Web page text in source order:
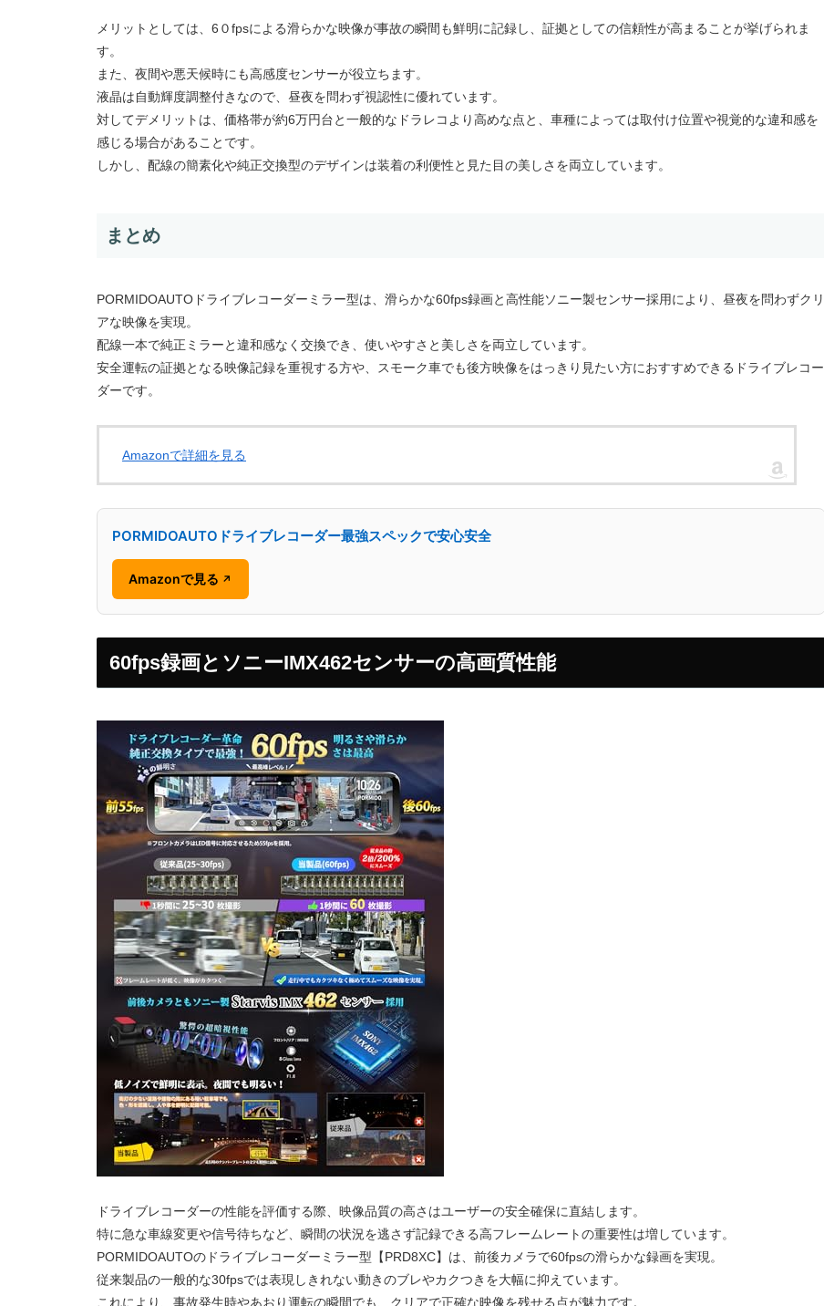
メリットとしては、6０fpsによる滑らかな映像が事故の瞬間も鮮明に記録し、証拠としての信頼性が高まることが挙げられま
す。
また、夜間や悪天候時にも高感度センサーが役立ちます。
液晶は自動輝度調整付きなので、昼夜を問わず視認性に優れています。
対してデメリットは、価格帯が約6万円台と一般的なドラレコより高めな点と、車種によっては取付け位置や視覚的な違和感を
感じる場合があることです。
しかし、配線の簡素化や純正交換型のデザインは装着の利便性と見た目の美しさを両立しています。
まとめ
PORMIDOAUTOドライブレコーダーミラー型は、滑らかな60fps録画と高性能ソニー製センサー採用により、昼夜を問わずクリ
アな映像を実現。
配線一本で純正ミラーと違和感なく交換でき、使いやすさと美しさを両立しています。
安全運転の証拠となる映像記録を重視する方や、スモーク車でも後方映像をはっきり見たい方におすすめできるドライブレコー
ダーです。
Amazonで詳細を見る
PORMIDOAUTOドライブレコーダー最強スペックで安心安全
Amazonで見る ↗
60fps録画とソニーIMX462センサーの高画質性能
ドライブレコーダーの性能を評価する際、映像品質の高さはユーザーの安全確保に直結します。
特に急な車線変更や信号待ちなど、瞬間の状況を逃さず記録できる高フレームレートの重要性は増しています。
PORMIDOAUTOのドライブレコーダーミラー型【PRD8XC】は、前後カメラで60fpsの滑らかな録画を実現。
従来製品の一般的な30fpsでは表現しきれない動きのブレやカクつきを大幅に抑えています。
これにより、事故発生時やあおり運転の瞬間でも、クリアで正確な映像を残せる点が魅力です。